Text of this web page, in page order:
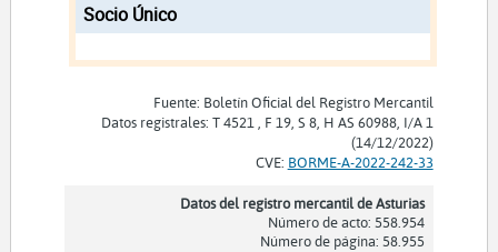
Socio Único
Fuente: Boletín Oficial del Registro Mercantil
Datos registrales: T 4521 , F 19, S 8, H AS 60988, I/A 1
(14/12/2022)
CVE: BORME-A-2022-242-33
Datos del registro mercantil de Asturias
Número de acto: 558.954
Número de página: 58.955